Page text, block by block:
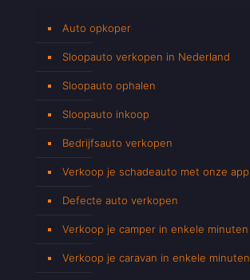
Auto opkoper
Sloopauto verkopen in Nederland
Sloopauto ophalen
Sloopauto inkoop
Bedrijfsauto verkopen
Verkoop je schadeauto met onze app
Defecte auto verkopen
Verkoop je camper in enkele minuten
Verkoop je caravan in enkele minuten